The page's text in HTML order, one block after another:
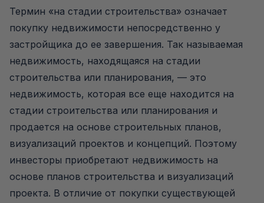
Термин «на стадии строительства» означает
покупку недвижимости непосредственно у
застройщика до ее завершения. Так называемая
недвижимость, находящаяся на стадии
строительства или планирования, — это
недвижимость, которая все еще находится на
стадии строительства или планирования и
продается на основе строительных планов,
визуализаций проектов и концепций. Поэтому
инвесторы приобретают недвижимость на
основе планов строительства и визуализаций
проекта. В отличие от покупки существующей